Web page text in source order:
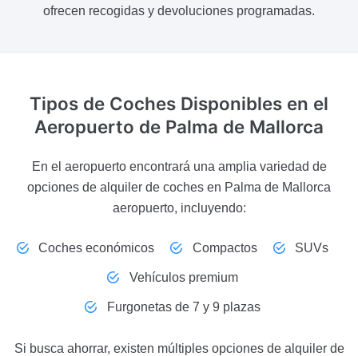
ofrecen recogidas y devoluciones programadas.
Tipos de Coches Disponibles en el
Aeropuerto de Palma de Mallorca
En el aeropuerto encontrará una amplia variedad de
opciones de alquiler de coches en Palma de Mallorca
aeropuerto, incluyendo:
Coches económicos Compactos SUVs
Vehículos premium
Furgonetas de 7 y 9 plazas
Si busca ahorrar, existen múltiples opciones de alquiler de